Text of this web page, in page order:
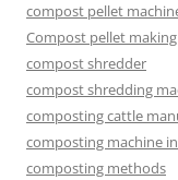
compost pellet
Compost pellet
compost shredder
compost shredding
composting cattle
composting machine
composting methods